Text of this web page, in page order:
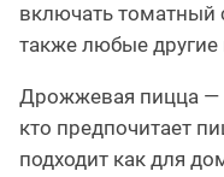
включать томатный
также любые другие
Дрожжевая пицца —
кто предпочитает
подходит как для